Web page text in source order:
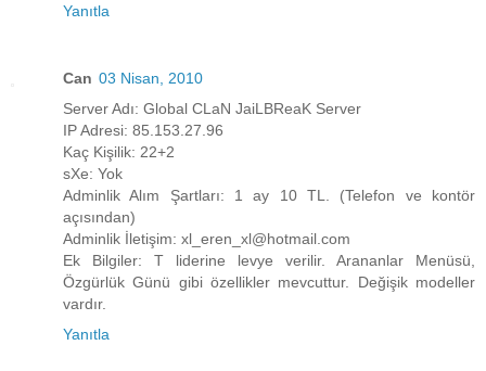
Yanıtla
Can 03 Nisan, 2010
Server Adı: Global CLaN JaiLBReaK Server
IP Adresi: 85.153.27.96
Kaç Kişilik: 22+2
sXe: Yok
Adminlik Alım Şartları: 1 ay 10 TL. (Telefon ve kontör
açısından)
Adminlik İletişim: xl_eren_xl@hotmail.com
Ek Bilgiler: T liderine levye verilir. Arananlar Menüsü,
Özgürlük Günü gibi özellikler mevcuttur. Değişik modeller
vardır.
Yanıtla